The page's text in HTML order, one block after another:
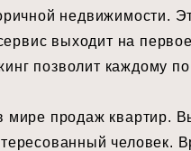
недвижимости.
выходит на
позволит каждому
мире продаж квартир.